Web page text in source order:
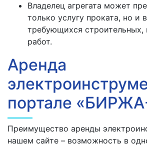
Владелец агрегата может
только услугу проката, но и
требующихся
работ.
Аренда
портале
Преимущество аренды
нашем сайте – возможность в